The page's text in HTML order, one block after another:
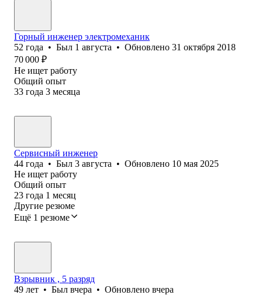
Горный инженер электромеханик
52 года • Был 1 августа • Обновлено 31 октября 2018
70 000 ₽
Не ищет работу
Общий опыт
33 года 3 месяца
Сервисный инженер
44 года • Был 3 августа • Обновлено 10 мая 2025
Не ищет работу
Общий опыт
23 года 1 месяц
Другие резюме
Ещё 1 резюме
Взрывник , 5 разряд
49 лет • Был вчера • Обновлено вчера